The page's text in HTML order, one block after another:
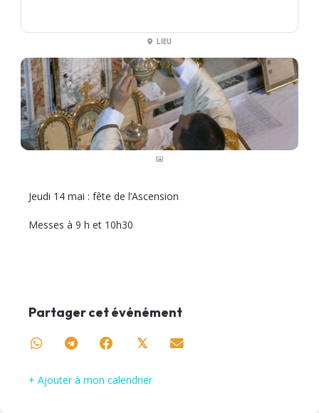
LIEU
Jeudi 14 mai : fête de l’Ascension
Messes à 9 h et 10h30
Partager cet événément
𝕏
+ Ajouter à mon calendrier